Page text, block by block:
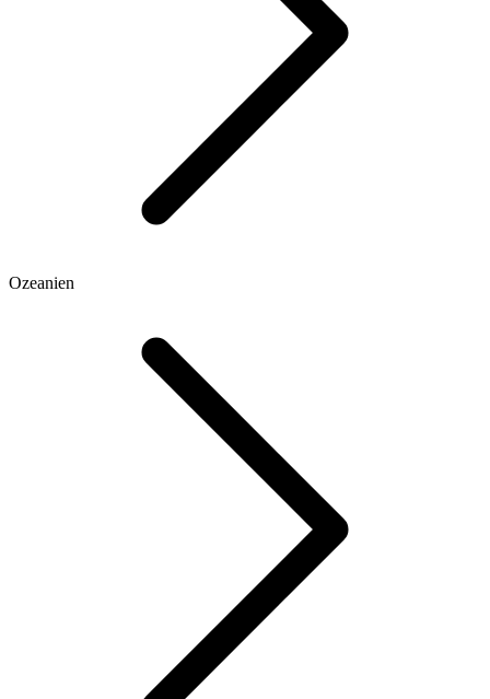
Ozeanien